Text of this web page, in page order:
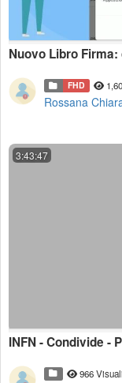
Nuovo Libro
FHD
Rossana
3:43:47
966